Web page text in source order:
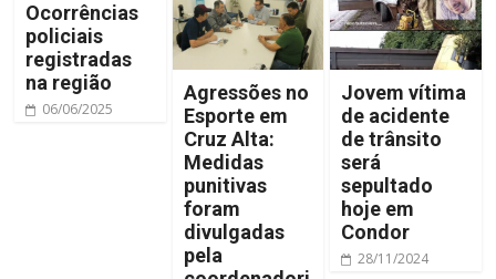
Ocorrências
policiais
registradas
na região
06/06/2025
Agressões no
Esporte em
Cruz Alta:
Medidas
punitivas
foram
divulgadas
pela
Jovem vítima
de acidente
de trânsito
será
sepultado
hoje em
Condor
28/11/2024